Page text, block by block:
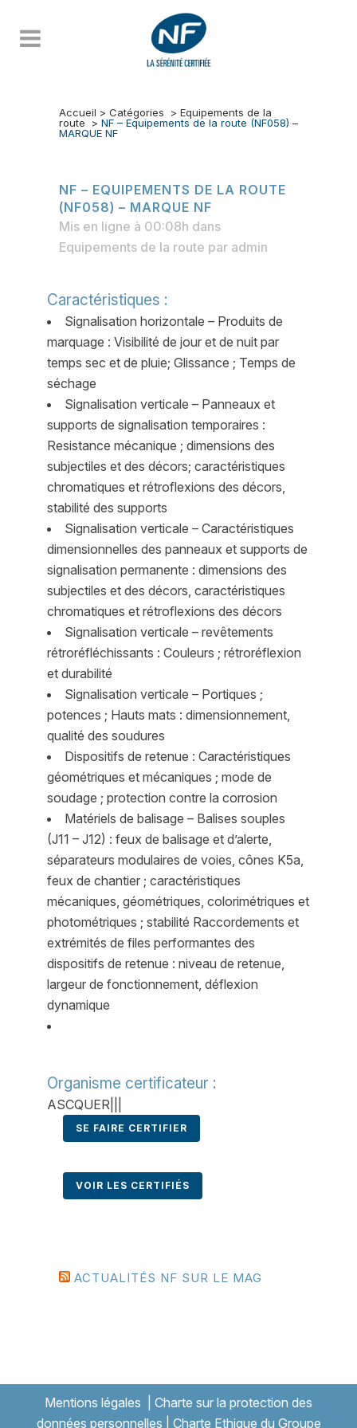
Accueil > Catégories > Equipements de la
route
> NF – Equipements de la route (NF058) –
MARQUE NF
NF – EQUIPEMENTS DE LA ROUTE
(NF058) – MARQUE NF
Mis en ligne à 00:08h dans
Equipements de la route par admin
Caractéristiques :
Signalisation horizontale – Produits de
marquage : Visibilité de jour et de nuit par
temps sec et de pluie; Glissance ; Temps de
séchage
Signalisation verticale – Panneaux et
supports de signalisation temporaires :
Resistance mécanique ; dimensions des
subjectiles et des décors; caractéristiques
chromatiques et rétroflexions des décors,
stabilité des supports
Signalisation verticale – Caractéristiques
dimensionnelles des panneaux et supports de
signalisation permanente : dimensions des
subjectiles et des décors, caractéristiques
chromatiques et rétroflexions des décors
Signalisation verticale – revêtements
rétroréfléchissants : Couleurs ; rétroréflexion
et durabilité
Signalisation verticale – Portiques ;
potences ; Hauts mats : dimensionnement,
qualité des soudures
Dispositifs de retenue : Caractéristiques
géométriques et mécaniques ; mode de
soudage ; protection contre la corrosion
Matériels de balisage – Balises souples
(J11 – J12) : feux de balisage et d’alerte,
séparateurs modulaires de voies, cônes K5a,
feux de chantier ; caractéristiques
mécaniques, géométriques, colorimétriques et
photométriques ; stabilité Raccordements et
extrémités de files performantes des
dispositifs de retenue : niveau de retenue,
largeur de fonctionnement, déflexion
dynamique
Organisme certificateur :
ASCQUER|||
SE FAIRE CERTIFIER
VOIR LES CERTIFIÉS
ACTUALITÉS NF SUR LE MAG
Mentions légales
Charte sur la protection des
données personnelles
Charte Ethique du Groupe